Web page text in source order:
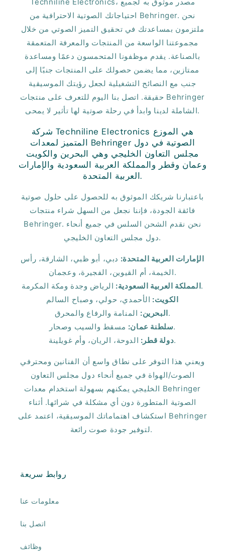
احتياجاتك الصوتية الاحترافية من Behringer. نحن
ملتزمون بمساعدتك في تحقيق التميز الصوتي من خلال
مجموعتنا الواسعة من المنتجات والمعرفة المتعمقة
بالصناعة. يقدم موظفونا المتحمسون دعمًا ومساعدة
ممتازين، مما يضمن حصولك على المنتجات جنبًا إلى
جنب مع النصائح التشغيلية لجعل رؤيتك الموسيقية
حقيقة. اتصل بنا اليوم للتعرف على منتجات Behringer
الشاملة لدينا وابدأ في رحلة صوتية لها تأثير لا يمحى.
شركة Techniline Electronics هي الموزع
المتميز لمعدات Behringer الصوتية في دول
مجلس التعاون الخليجي وهي البحرين والكويت
وعمان وقطر والمملكة العربية السعودية والإمارات
العربية المتحدة.
باعتبارنا شريكك الموثوق به للحصول على حلول صوتية
فائقة الجودة، فإننا نجعل من السهل شراء منتجات
Behringer. نحن نقدم الشحن السلس في جميع أنحاء
دول مجلس التعاون الخليجي.
الإمارات العربية المتحدة: دبي، أبو ظبي، الشارقة، رأس
الخيمة، أم القيوين، الفجيرة، وعجمان.
المملكة العربية السعودية:الرياض وجدة ومكة المكرمة.
الكويت: الأحمدي، حولي، وصباح السالم
البحرين:المنامة والرفاع والمحرق.
سلطنة عمان:مسقط والسيب وصحار.
دولة قطر:الدوحة، الريان، وأم غويلينة.
ويعني هذا التوفر على نطاق واسع أن الفنانين ومحترفي
الصوت/الهواة في جميع أنحاء دول مجلس التعاون
الخليجي يمكنهم بسهولة استخدام معدات Behringer
الصوتية المتطورة دون أي مشكلة في شرائها. أثناء
استكشاف اهتماماتك الموسيقية، اعتمد على Behringer
لتوفير جودة صوت رائعة.
روابط سريعة
معلومات عنا
اتصل بنا
وظائف